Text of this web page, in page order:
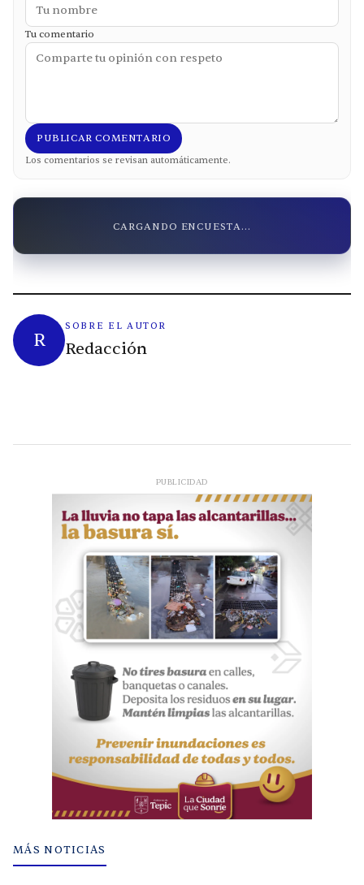
Tu comentario
PUBLICAR COMENTARIO
Los comentarios se revisan automáticamente.
CARGANDO ENCUESTA...
R
SOBRE EL AUTOR
Redacción
PUBLICIDAD
MÁS NOTICIAS